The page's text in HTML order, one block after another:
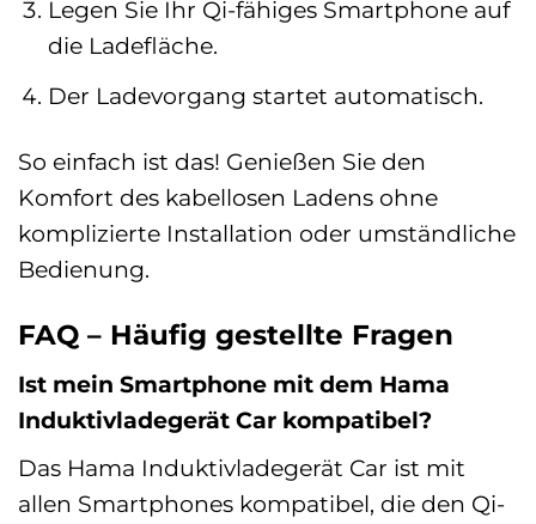
Legen Sie Ihr Qi-fähiges Smartphone auf
die Ladefläche.
Der Ladevorgang startet automatisch.
So einfach ist das! Genießen Sie den
Komfort des kabellosen Ladens ohne
komplizierte Installation oder umständliche
Bedienung.
FAQ – Häufig gestellte Fragen
Ist mein Smartphone mit dem Hama
Induktivladegerät Car kompatibel?
Das Hama Induktivladegerät Car ist mit
allen Smartphones kompatibel, die den Qi-